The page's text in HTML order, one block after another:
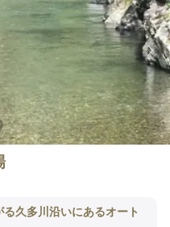
久多川沿いにあるオート